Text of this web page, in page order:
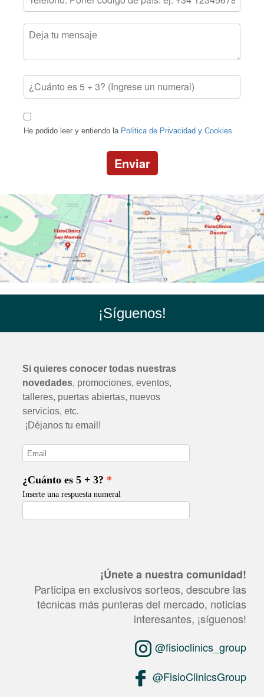
He podido leer y entiendo la Política de Privacidad y Cookies
Enviar
¡Síguenos!
¡Únete a nuestra comunidad!
Participa en exclusivos sorteos, descubre las
técnicas más punteras del mercado, noticias
interesantes, ¡síguenos!
@fisioclinics_group
@FisioClinicsGroup